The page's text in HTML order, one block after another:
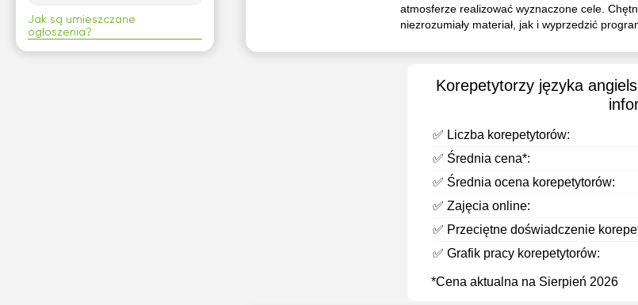
atmosferze realizować wyznaczone cele.
niezrozumiały materiał, jak i wyprzedzić
Korepetytorzy języka
✅ Liczba korepetytorów:
✅ Średnia cena*:
✅ Średnia ocena korepetytorów:
✅ Zajęcia online:
✅ Przeciętne doświadczenie
✅ Grafik pracy korepetytorów:
*Cena aktualna na Sierpień 2026
Jak są umieszczane
ogłoszenia?